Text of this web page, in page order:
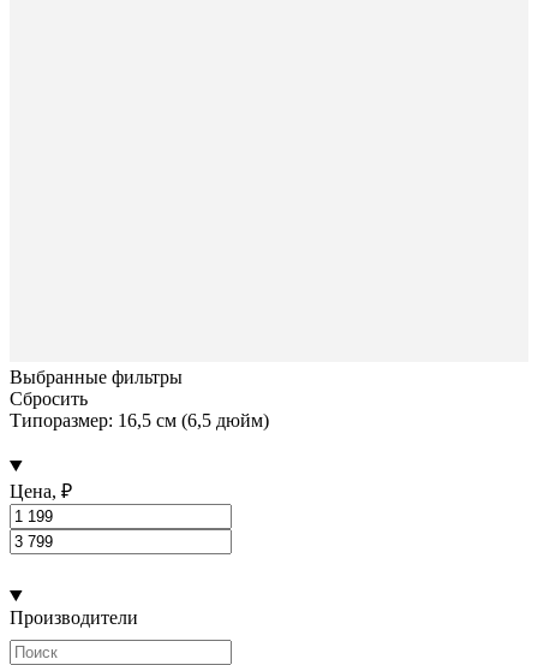
Выбранные фильтры
Сбросить
Типоразмер: 16,5 см (6,5 дюйм)
Цена, ₽
Производители